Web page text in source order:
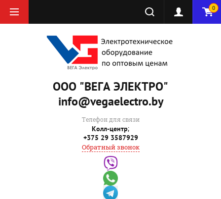
0
ООО "ВЕГА ЭЛЕКТРО"
info@vegaelectro.by
Телефон для связи
Колл-центр;
+375 29 3587929
Обратный звонок